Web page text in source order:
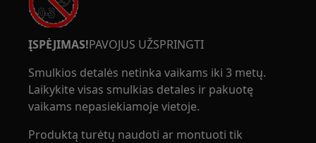
ĮSPĖJIMAS!PAVOJUS UŽSPRINGTI
Smulkios detalės netinka vaikams iki 3 metų.
Laikykite visas smulkias detales ir pakuotę
vaikams nepasiekiamoje vietoje.
Produktą turėtų naudoti ar montuoti tik